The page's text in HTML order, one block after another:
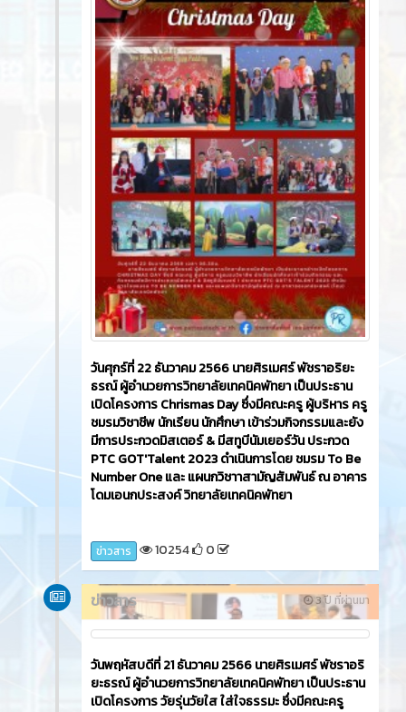
วันศุกร์ที่ 22 ธันวาคม 2566​ นายศิรเมศร์ พัชราอริยะ
ธรณ์ ผู้อำนวยการวิทยาลัยเทคนิคพัทยา เป็นประธาน
เปิดโครงการจัดทำป้ายหลักคำสอนพระพุทธศาสนา
โดยมีคณะครู นักเรียน นักศึกษา แผนกวิชาการจัดการโล
จิสติกส์ เข้าร่วมโครงการ เพื่อให้นักเรียน นักศึกษาได้
สำนึกถึงหลักคำสอนของพระพุทธศาสนาและเป็นการ
เผยแพร่หลักคำสอนของพระพุทธศาสนา ดำเนินการ
โดย แผนกวิชาการจัดการโลจิสติกส์ ณ หอประชุมสุพร
รณิการ์ 2 วิทยาลัยเทคนิคพัทยา
ข่าวสาร 9574 0
3 ปี ที่ผ่านมา
ข่าวสาร